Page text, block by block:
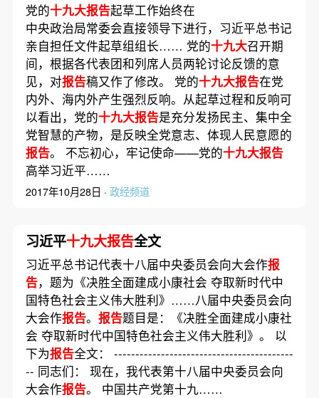
党的十九大报告起草工作始终在
中央政治局常委会直接领导下进行，习近平总书记
亲自担任文件起草组组长…… 党的十九大召开期
间，根据各代表团和列席人员两轮讨论反馈的意
见，对报告稿又作了修改。 党的十九大报告在党
内外、海内外产生强烈反响。从起草过程和反响可
以看出，党的十九大报告是充分发扬民主、集中全
党智慧的产物，是反映全党意志、体现人民意愿的
报告。 不忘初心，牢记使命——党的十九大报告
高举习近平……
2017年10月28日 · 政经频道
习近平十九大报告全文
习近平总书记代表十八届中央委员会向大会作报
告，题为《决胜全面建成小康社会 夺取新时代中
国特色社会主义伟大胜利》……八届中央委员会向
大会作报告。 报告题目是：《决胜全面建成小康社
会 夺取新时代中国特色社会主义伟大胜利》。 以
下为报告全文： ------------------------------------------
-- 同志们： 现在，我代表第十八届中央委员会向
大会作报告。 中国共产党第十九……